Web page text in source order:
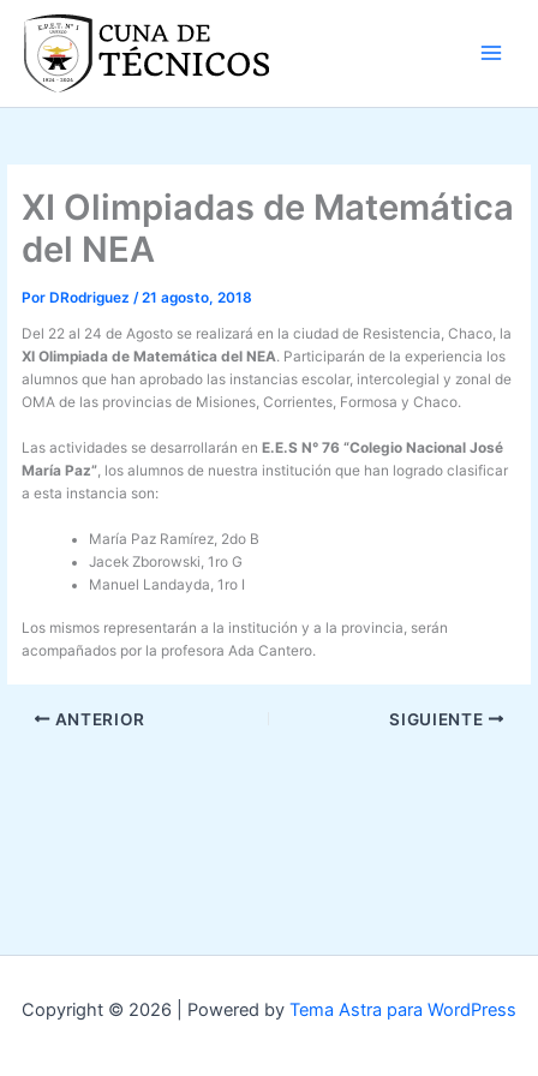
contenido
XI Olimpiadas de Matemática
del NEA
Por DRodriguez/21 agosto, 2018
Del 22 al 24 de Agosto se realizará en la ciudad de Resistencia, Chaco, la
XI Olimpiada de Matemática del NEA. Participarán de la experiencia los
alumnos que han aprobado las instancias escolar, intercolegial y zonal de
OMA de las provincias de Misiones, Corrientes, Formosa y Chaco.
Las actividades se desarrollarán enE.E.S N° 76 “Colegio Nacional José
María Paz” , los alumnos de nuestra institución que han logrado clasificar
a esta instancia son:
María Paz Ramírez, 2do B
Jacek Zborowski, 1ro G
Manuel Landayda, 1ro I
Los mismos representarán a la institución y a la provincia, serán
acompañados por la profesora Ada Cantero.
ANTERIOR SIGUIENTE
Copyright © 2026 | Powered by Tema Astra para WordPress